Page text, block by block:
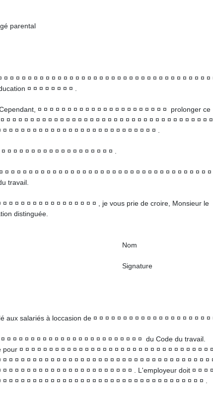
parental
¤ ¤ ¤ ¤ ¤ ¤ ¤ ¤ ¤ ¤ ¤ ¤ ¤ ¤ ¤ ¤ ¤ ¤ ¤ ¤ ¤ ¤ ¤ ¤ ¤ ¤ ¤ ¤ ¤ ¤ ¤ ¤ ¤ ¤
¤ ¤ ¤ ¤ ¤ ¤ ¤ ¤ .
¤ ¤ ¤ ¤ ¤ ¤ ¤ ¤ ¤ ¤ ¤ ¤ ¤ ¤ ¤ ¤ ¤ ¤ ¤ ¤ ¤ ¤ prolonger ce
¤ ¤ ¤ ¤ ¤ ¤ ¤ ¤ ¤ ¤ ¤ ¤ ¤ ¤ ¤ ¤ ¤ ¤ ¤ ¤ ¤ ¤ ¤ ¤ ¤ ¤ ¤ ¤ ¤ ¤ ¤ ¤ ¤ ¤ ¤
¤ ¤ ¤ ¤ ¤ ¤ ¤ ¤ ¤ ¤ ¤ ¤ ¤ ¤ ¤ ¤ ¤ ¤ ¤ ¤ ¤ ¤ ¤ ¤ ¤ .
¤ ¤ ¤ ¤ ¤ ¤ ¤ ¤ ¤ ¤ ¤ ¤ ¤ ¤ ¤ ¤ ¤ ¤ .
¤ ¤ ¤ ¤ ¤ ¤ ¤ ¤ ¤ ¤ ¤ ¤ ¤ ¤ ¤ ¤ ¤ ¤ ¤ ¤ ¤ ¤ ¤ ¤ ¤ ¤ ¤ ¤ ¤ ¤ ¤ ¤ ¤ ¤ ¤
travail.
¤ ¤ ¤ ¤ ¤ ¤ ¤ ¤ ¤ ¤ ¤ ¤ ¤ ¤ ¤ , je vous prie de croire, Monsieur le
distinguée.
aux salariés à loccasion de ¤ ¤ ¤ ¤ ¤ ¤ ¤ ¤ ¤ ¤ ¤ ¤ ¤ ¤ ¤ ¤ ¤ ¤ ¤ ¤
¤ ¤ ¤ ¤ ¤ ¤ ¤ ¤ ¤ ¤ ¤ ¤ ¤ ¤ ¤ ¤ ¤ ¤ ¤ ¤ ¤ ¤ ¤ du Code du travail.
¤ ¤ ¤ ¤ ¤ ¤ ¤ ¤ ¤ ¤ ¤ ¤ ¤ ¤ ¤ ¤ ¤ ¤ ¤ ¤ ¤ ¤ ¤ ¤ ¤ ¤ ¤ ¤ ¤ ¤ ¤ ¤ ¤
¤ ¤ ¤ ¤ ¤ ¤ ¤ ¤ ¤ ¤ ¤ ¤ ¤ ¤ ¤ ¤ ¤ ¤ ¤ ¤ ¤ ¤ ¤ ¤ ¤ ¤ ¤ ¤ ¤ ¤ ¤ ¤ ¤ ¤
¤ ¤ ¤ ¤ ¤ ¤ ¤ ¤ ¤ ¤ ¤ ¤ ¤ ¤ ¤ ¤ ¤ ¤ ¤ ¤ ¤ . L'employeur doit ¤ ¤ ¤ ¤
¤ ¤ ¤ ¤ ¤ ¤ ¤ ¤ ¤ ¤ ¤ ¤ ¤ ¤ ¤ ¤ ¤ ¤ ¤ ¤ ¤ ¤ ¤ ¤ ¤ ¤ ¤ ¤ ¤ ¤ ¤ ¤ ¤ .